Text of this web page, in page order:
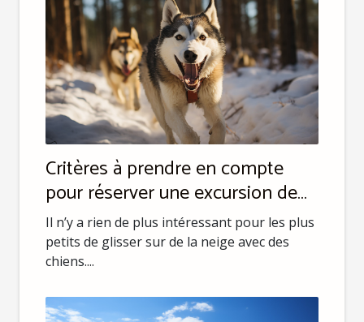
Critères à prendre en compte
pour réserver une excursion de
chien de traîneau
Il n’y a rien de plus intéressant pour les plus
petits de glisser sur de la neige avec des
chiens....